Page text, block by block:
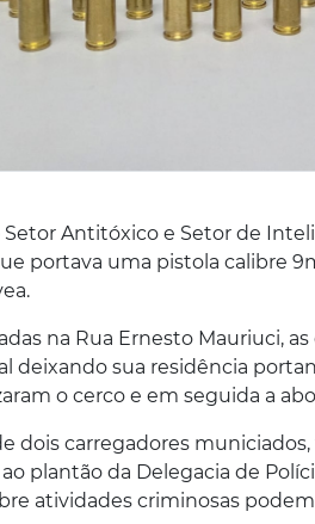
Antitóxico e Setor de
portava uma pistola calibre
na Rua Ernesto Mauriuci,
deixando sua residência
o cerco e em seguida a
dois carregadores
plantão da Delegacia de
atividades criminosas